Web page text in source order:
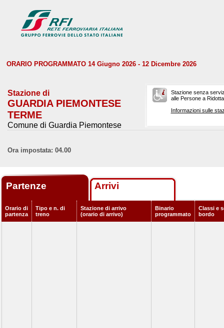
ORARIO PROGRAMMATO 14 Giugno 2026 - 12 Dicembre 2026
Stazione di
GUARDIA PIEMONTESE
TERME
Comune di Guardia Piemontese
Stazione senza
alle Persone a
Informazioni sulle
Ora impostata: 04.00
Partenze Arrivi
Orario di
partenza
Tipo e n. di
treno
Stazione di arrivo
(orario di arrivo)
Binario
programmato
Classi e
bordo